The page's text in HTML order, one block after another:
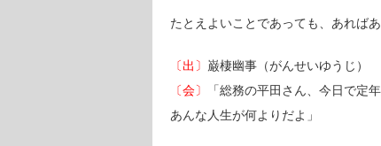
たとえよいことであっても、あれば
〔出〕 巌棲幽事（がんせいゆうじ）
〔会〕
「総務の平田さん、今日で定
あんな人生が何よりだよ」